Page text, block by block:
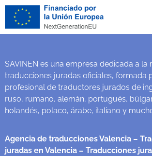
SAVINEN es una empresa dedicada a la
traducciones juradas oficiales, formada
profesional de traductores jurados de
ruso, rumano, alemán, portugués,
holandés, polaco, árabe, italiano y
Agencia de traducciones Valencia –
juradas en Valencia – Traducciones